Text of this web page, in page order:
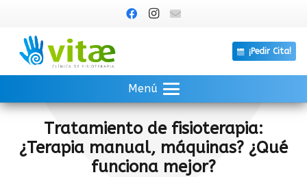
¡Pedir Cita!
Menú
Tratamiento de fisioterapia:
¿Terapia manual, máquinas? ¿Qué
funciona mejor?